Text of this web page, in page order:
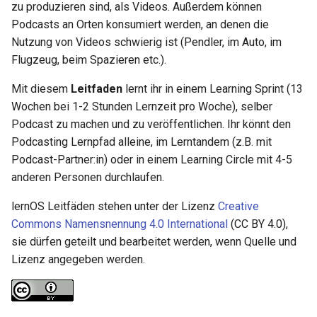
zu produzieren sind, als Videos. Außerdem können
Podcasts an Orten konsumiert werden, an denen die
Nutzung von Videos schwierig ist (Pendler, im Auto, im
Flugzeug, beim Spazieren etc.).
Mit diesem Leitfaden lernt ihr in einem Learning Sprint (13
Wochen bei 1-2 Stunden Lernzeit pro Woche), selber
Podcast zu machen und zu veröffentlichen. Ihr könnt den
Podcasting Lernpfad alleine, im Lerntandem (z.B. mit
Podcast-Partner:in) oder in einem Learning Circle mit 4-5
anderen Personen durchlaufen.
lernOS Leitfäden stehen unter der Lizenz Creative
Commons Namensnennung 4.0 International (CC BY 4.0),
sie dürfen geteilt und bearbeitet werden, wenn Quelle und
Lizenz angegeben werden.